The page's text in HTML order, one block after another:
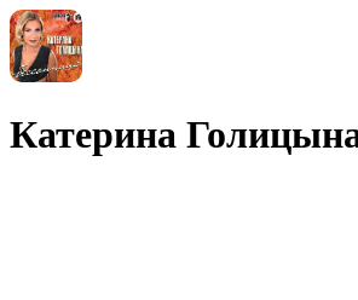
Катерина